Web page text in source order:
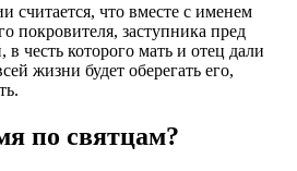
считается, что вместе с именем
покровителя, заступника пред
честь которого мать и отец дали
жизни будет оберегать его,
по святцам?